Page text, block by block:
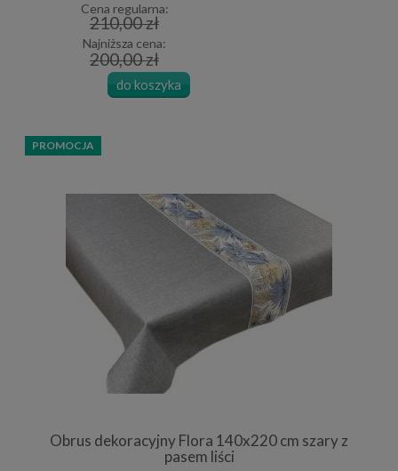
Cena regularna:
210,00 zł
Najniższa cena:
200,00 zł
do koszyka
Obrus dekoracyjny Flora 140x220 cm szary z
pasem liści
PROMOCJA